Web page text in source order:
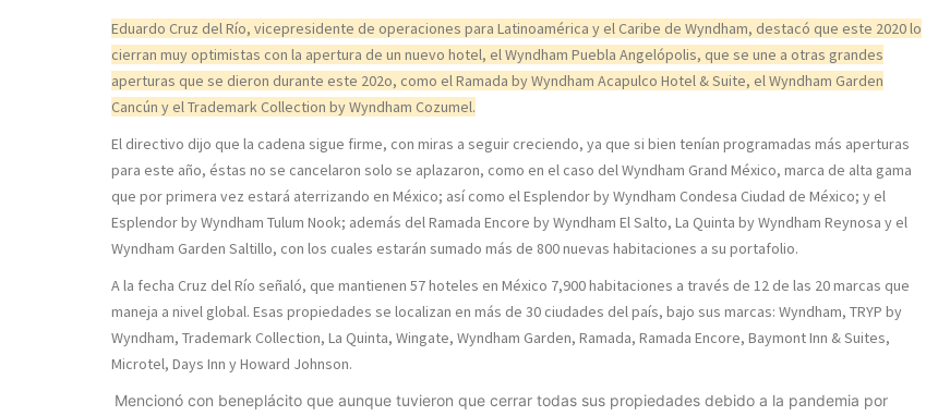
Eduardo Cruz del Río, vicepresidente de operaciones para Latinoamérica y el Caribe de Wyndham, destacó que este 2020 lo
cierran muy optimistas con la apertura de un nuevo hotel, el Wyndham Puebla Angelópolis, que se une a otras grandes
aperturas que se dieron durante este 202o, como el Ramada by Wyndham Acapulco Hotel & Suite, el Wyndham Garden
Cancún y el Trademark Collection by Wyndham Cozumel.
El directivo dijo que la cadena sigue firme, con miras a seguir creciendo, ya que si bien tenían programadas más aperturas
para este año, éstas no se cancelaron solo se aplazaron, como en el caso del Wyndham Grand México, marca de alta gama
que por primera vez estará aterrizando en México; así como el Esplendor by Wyndham Condesa Ciudad de México; y el
Esplendor by Wyndham Tulum Nook; además del Ramada Encore by Wyndham El Salto, La Quinta by Wyndham Reynosa y el
Wyndham Garden Saltillo, con los cuales estarán sumado más de 800 nuevas habitaciones a su portafolio.
A la fecha Cruz del Río señaló, que mantienen 57 hoteles en México 7,900 habitaciones a través de 12 de las 20 marcas que
maneja a nivel global. Esas propiedades se localizan en más de 30 ciudades del país, bajo sus marcas: Wyndham, TRYP by
Wyndham, Trademark Collection, La Quinta, Wingate, Wyndham Garden, Ramada, Ramada Encore, Baymont Inn & Suites,
Microtel, Days Inn y Howard Johnson.
Mencionó con beneplácito que aunque tuvieron que cerrar todas sus propiedades debido a la pandemia por